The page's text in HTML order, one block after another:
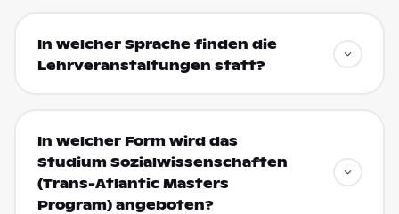
In welcher Sprache finden die
Lehrveranstaltungen statt?
In welcher Form wird das
Studium Sozialwissenschaften
(Trans-Atlantic Masters
Program) angeboten?